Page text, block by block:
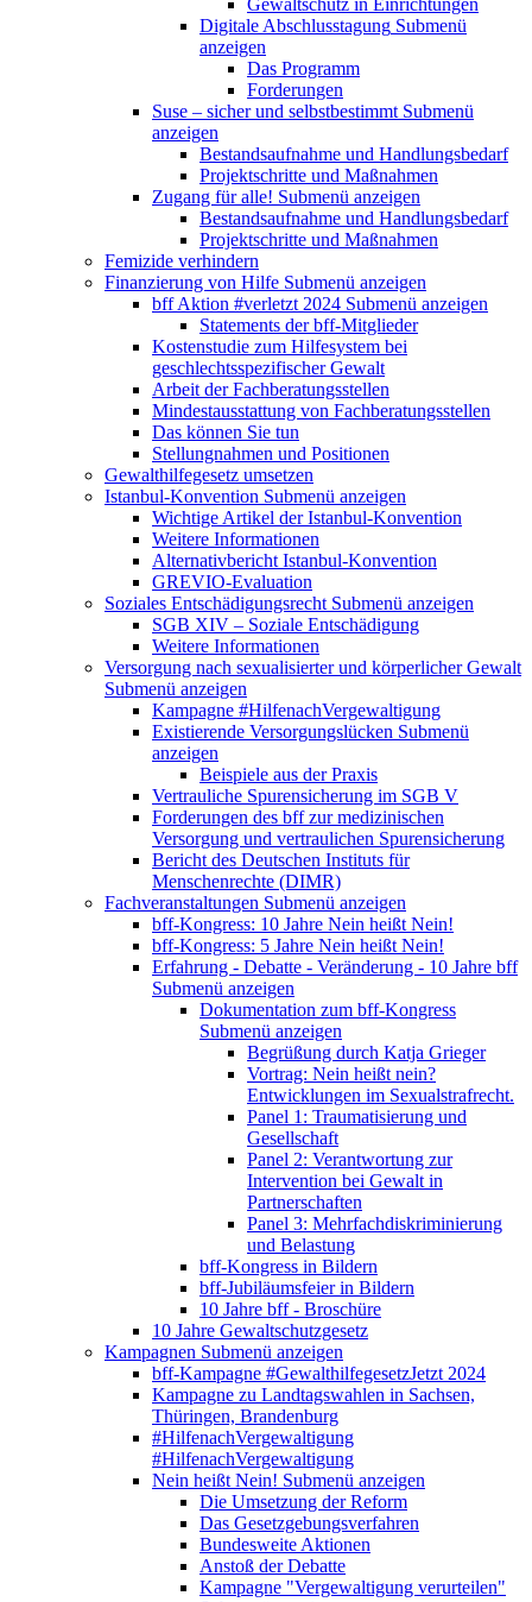
Gewaltschutz in Einrichtungen
Digitale Abschlusstagung Submenü
anzeigen
Das Programm
Forderungen
Suse – sicher und selbstbestimmt Submenü
anzeigen
Bestandsaufnahme und Handlungsbedarf
Projektschritte und Maßnahmen
Zugang für alle! Submenü anzeigen
Bestandsaufnahme und Handlungsbedarf
Projektschritte und Maßnahmen
Femizide verhindern
Finanzierung von Hilfe Submenü anzeigen
bff Aktion #verletzt 2024 Submenü anzeigen
Statements der bff-Mitglieder
Kostenstudie zum Hilfesystem bei
geschlechtsspezifischer Gewalt
Arbeit der Fachberatungsstellen
Mindestausstattung von Fachberatungsstellen
Das können Sie tun
Stellungnahmen und Positionen
Gewalthilfegesetz umsetzen
Istanbul-Konvention Submenü anzeigen
Wichtige Artikel der Istanbul-Konvention
Weitere Informationen
Alternativbericht Istanbul-Konvention
GREVIO-Evaluation
Soziales Entschädigungsrecht Submenü anzeigen
SGB XIV – Soziale Entschädigung
Weitere Informationen
Versorgung nach sexualisierter und körperlicher Gewalt
Submenü anzeigen
Kampagne #HilfenachVergewaltigung
Existierende Versorgungslücken Submenü
anzeigen
Beispiele aus der Praxis
Vertrauliche Spurensicherung im SGB V
Forderungen des bff zur medizinischen
Versorgung und vertraulichen Spurensicherung
Bericht des Deutschen Instituts für
Menschenrechte (DIMR)
Fachveranstaltungen Submenü anzeigen
bff-Kongress: 10 Jahre Nein heißt Nein!
bff-Kongress: 5 Jahre Nein heißt Nein!
Erfahrung - Debatte - Veränderung - 10 Jahre bff
Submenü anzeigen
Dokumentation zum bff-Kongress
Submenü anzeigen
Begrüßung durch Katja Grieger
Vortrag: Nein heißt nein?
Entwicklungen im Sexualstrafrecht.
Panel 1: Traumatisierung und
Gesellschaft
Panel 2: Verantwortung zur
Intervention bei Gewalt in
Partnerschaften
Panel 3: Mehrfachdiskriminierung
und Belastung
bff-Kongress in Bildern
bff-Jubiläumsfeier in Bildern
10 Jahre bff - Broschüre
10 Jahre Gewaltschutzgesetz
Kampagnen Submenü anzeigen
bff-Kampagne #GewalthilfegesetzJetzt 2024
Kampagne zu Landtagswahlen in Sachsen,
Thüringen, Brandenburg
#HilfenachVergewaltigung
#HilfenachVergewaltigung
Nein heißt Nein! Submenü anzeigen
Die Umsetzung der Reform
Das Gesetzgebungsverfahren
Bundesweite Aktionen
Anstoß der Debatte
Kampagne "Vergewaltigung verurteilen"